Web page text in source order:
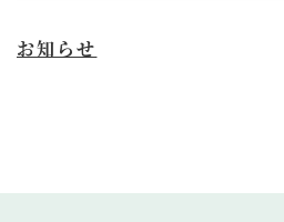
お知らせ